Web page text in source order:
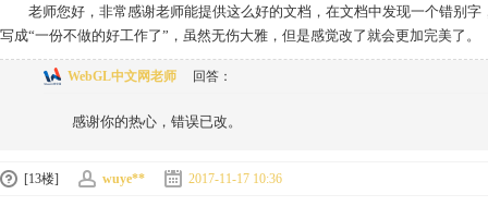
老师您好，非常感谢老师能提供这么好的文档，在文档中发现一个错别
写成“一份不做的好工作了”，虽然无伤大雅，但是感觉改了就会更加完美了。
WebGL中文网老师 回答：
感谢你的热心，错误已改。
[13楼] wuye** 2017-11-17 10:36